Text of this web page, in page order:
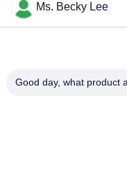
Ms. Becky Lee
Good day, what product